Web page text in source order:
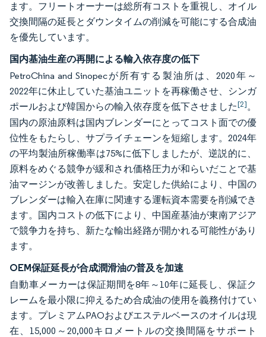
ます。フリートオーナーは総所有コストを重視し、オイル
交換間隔の延長とダウンタイムの削減を可能にする合成油
を優先しています。
国内基油生産の再開による輸入依存度の低下
PetroChina and Sinopecが所有する製油所は、2020年～
2022年に休止していた基油ユニットを再稼働させ、シンガ
ポールおよび韓国からの輸入依存度を低下させました[2]。
国内の原油原料は国内ブレンダーにとってコスト面での優
位性をもたらし、サプライチェーンを短縮します。2024年
の平均製油所稼働率は75%に低下しましたが、逆説的に、
原料をめぐる競争が緩和され価格圧力が和らいだことで基
油マージンが改善しました。安定した供給により、中国の
ブレンダーは輸入在庫に関連する運転資本需要を削減でき
ます。国内コストの低下により、中国産基油が東南アジア
で競争力を持ち、新たな輸出経路が開かれる可能性があり
ます。
OEM保証延長が合成潤滑油の普及を加速
自動車メーカーは保証期間を8年～10年に延長し、保証ク
レームを最小限に抑えるため合成油の使用を義務付けてい
ます。プレミアムPAOおよびエステルベースのオイルは現
在、15,000～20,000キロメートルの交換間隔をサポート